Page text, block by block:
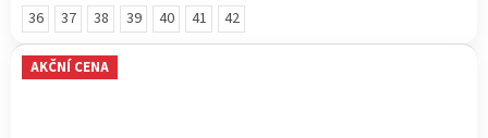
36 37 38 39 40 41 42
AKČNÍ CENA